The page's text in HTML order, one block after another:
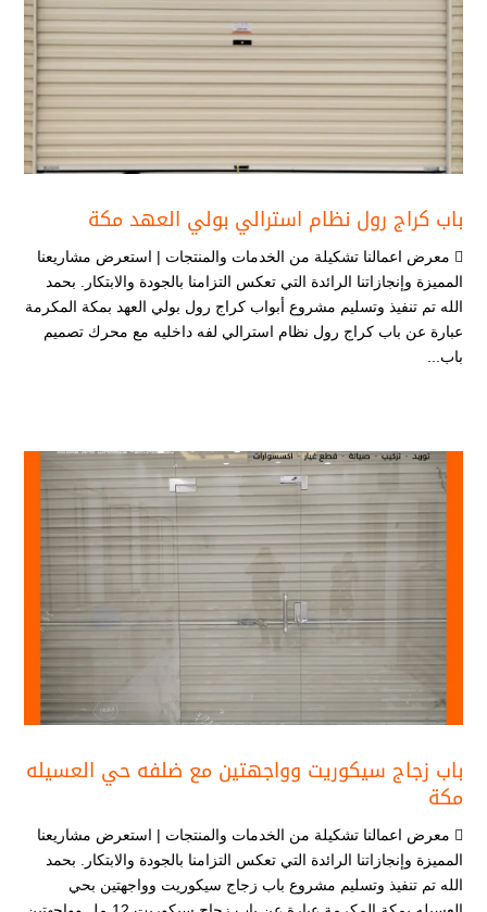
باب كراج رول نظام استرالي بولي العهد مكة
 معرض اعمالنا تشكيلة من الخدمات والمنتجات | استعرض مشاريعنا
المميزة وإنجازاتنا الرائدة التي تعكس التزامنا بالجودة والابتكار. بحمد
الله تم تنفيذ وتسليم مشروع أبواب كراج رول بولي العهد بمكة المكرمة
عبارة عن باب كراج رول نظام استرالي لفه داخليه مع محرك تصميم
باب...
باب زجاج سيكوريت وواجهتين مع ضلفه حي العسيله
مكة
 معرض اعمالنا تشكيلة من الخدمات والمنتجات | استعرض مشاريعنا
المميزة وإنجازاتنا الرائدة التي تعكس التزامنا بالجودة والابتكار. بحمد
الله تم تنفيذ وتسليم مشروع باب زجاج سيكوريت وواجهتين بحي